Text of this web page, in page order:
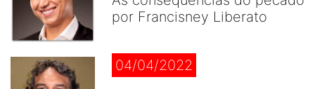
por Francisney Liberato
04/04/2022